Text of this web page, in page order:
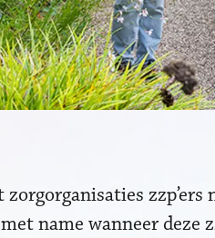
name wanneer deze